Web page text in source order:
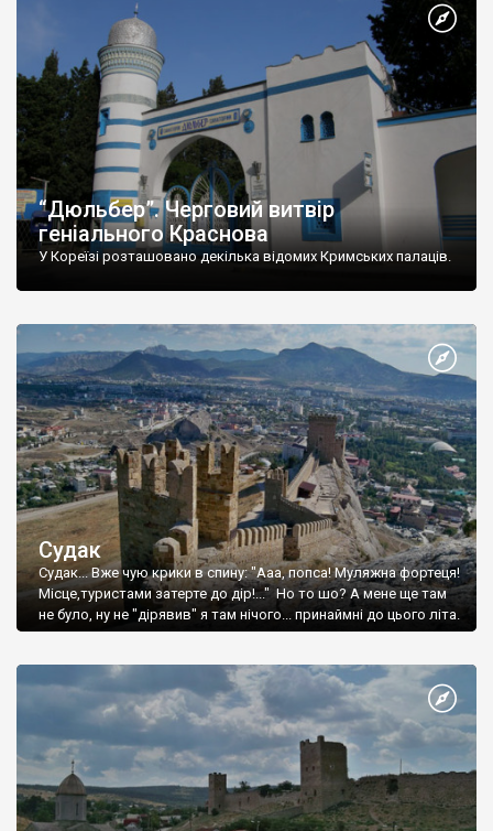
“Дюльбер”. Черговий витвір
геніального Краснова
У Кореїзі розташовано декілька відомих Кримських палаців.
Судак
Судак... Вже чую крики в спину: "Ааа, попса! Муляжна фортеця!
Місце,туристами затерте до дір!..." Но то шо? А мене ще там
не було, ну не "дірявив" я там нічого... принаймні до цього літа.